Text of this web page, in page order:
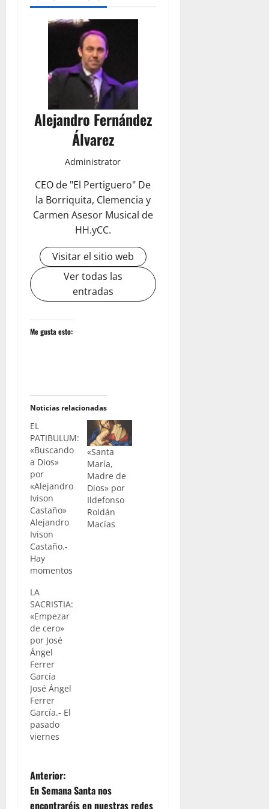
Alejandro Fernández
Álvarez
Administrator
CEO de "El Pertiguero" De
la Borriquita, Clemencia y
Carmen Asesor Musical de
HH.yCC.
Visitar el sitio web
Ver todas las
entradas
Me gusta esto:
Noticias relacionadas
EL
PATIBULUM:
«Buscando
a Dios»
por
«Alejandro
Ivison
Castaño»
Alejandro
Ivison
Castaño.-
Hay
momentos
en que
todos nos
preguntamos
sobre la
presencia
o la
existencia de
Dios.
Sabemos
que lo
podemos
encontrar
en el
encontrarlo
en
cualquiera
«Santa
María,
Madre de
Dios» por
Ildefonso
Roldán
Macías
LA
SACRISTIA:
«Empezar
de cero»
por José
Ángel
Ferrer
García
José Ángel
Ferrer
García.- El
pasado
viernes
convento
de
capuchinos
N
Anterior:
En Semana Santa nos
encontraréis en nuestras redes